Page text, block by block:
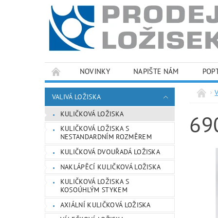
NOVINKY NAPIŠTE NÁM
PODMÍNKY OCHRANY OSOBNÍCH ÚDAJŮ
VALIVÁ LOŽISKA
KULIČKOVÁ LOŽISKA
KULIČKOVÁ LOŽISKA S
NESTANDARDNÍM ROZMĚREM
KULIČKOVÁ DVOUŘADÁ LOŽISKA
NAKLÁPĚCÍ KULIČKOVÁ LOŽISKA
KULIČKOVÁ LOŽISKA S
KOSOÚHLÝM STYKEM
AXIÁLNÍ KULIČKOVÁ LOŽISKA